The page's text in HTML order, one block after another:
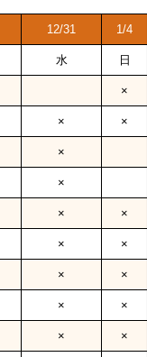
12/31 1/4
水 日
×
× ×
×
×
× ×
× ×
× ×
× ×
× ×